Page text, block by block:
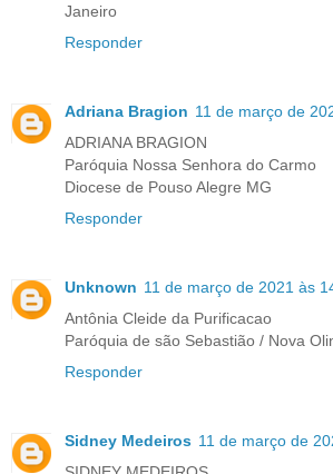
Janeiro
Responder
Adriana Bragion 11 de março de
ADRIANA BRAGION
Paróquia Nossa Senhora do Carmo
Diocese de Pouso Alegre MG
Responder
Unknown 11 de março de 2021 às
Antônia Cleide da Purificacao
Paróquia de são Sebastião / Nova
Responder
Sidney Medeiros 11 de março de